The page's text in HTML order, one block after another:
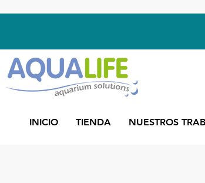
INICIO TIENDA NUESTROS